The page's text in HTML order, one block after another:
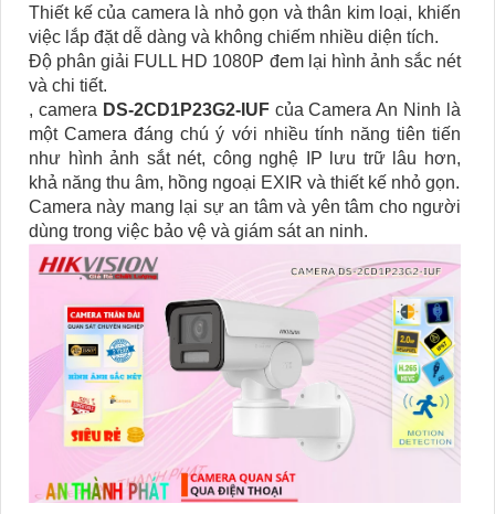
Thiết kế của camera là nhỏ gọn và thân kim loại, khiến
việc lắp đặt dễ dàng và không chiếm nhiều diện tích.
Độ phân giải FULL HD 1080P đem lại hình ảnh sắc nét
và chi tiết.
, camera DS-2CD1P23G2-IUFcủa Camera An Ninh là
một Camera đáng chú ý với nhiều tính năng tiên tiến
như hình ảnh sắt nét, công nghệ IP lưu trữ lâu hơn,
khả năng thu âm, hồng ngoại EXIR và thiết kế nhỏ gọn.
Camera này mang lại sự an tâm và yên tâm cho người
dùng trong việc bảo vệ và giám sát an ninh.